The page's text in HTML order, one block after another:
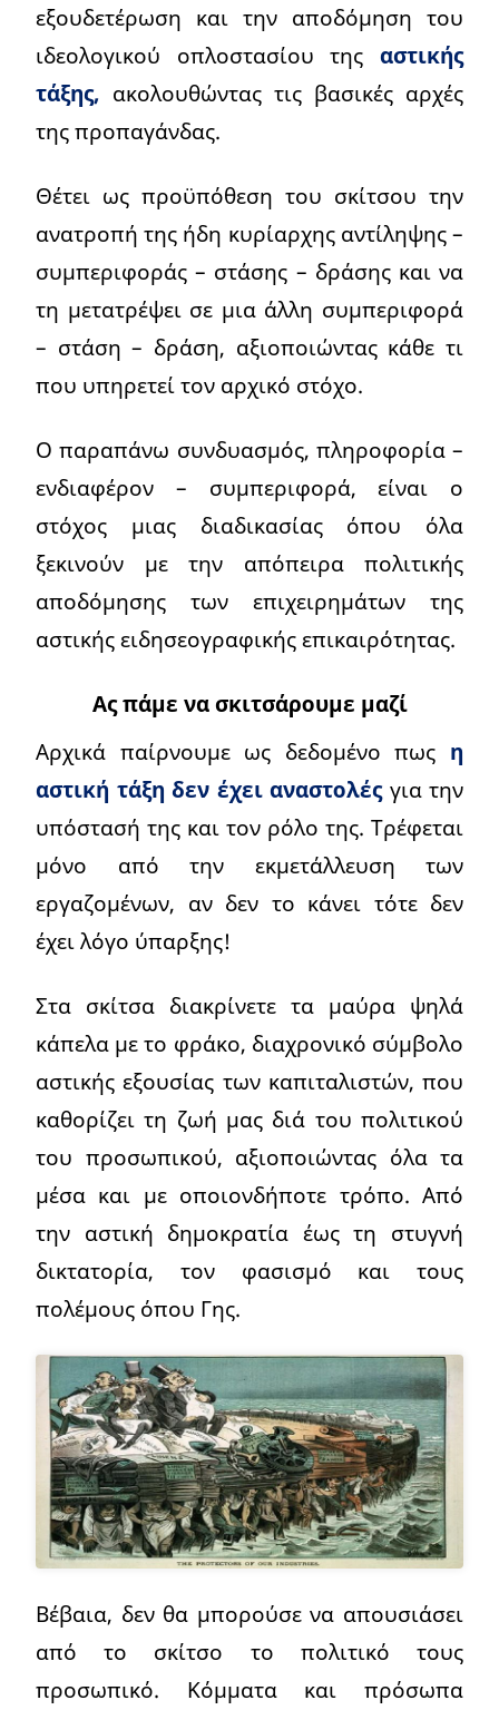
εξουδετέρωση και την αποδόμηση του
ιδεολογικού οπλοστασίου της αστικής
τάξης, ακολουθώντας τις βασικές αρχές
της προπαγάνδας.
Θέτει ως προϋπόθεση του σκίτσου την
ανατροπή της ήδη κυρίαρχης αντίληψης –
συμπεριφοράς – στάσης – δράσης και να
τη μετατρέψει σε μια άλλη συμπεριφορά
– στάση – δράση, αξιοποιώντας κάθε τι
που υπηρετεί τον αρχικό στόχο.
Ο παραπάνω συνδυασμός, πληροφορία –
ενδιαφέρον – συμπεριφορά, είναι ο
στόχος μιας διαδικασίας όπου όλα
ξεκινούν με την απόπειρα πολιτικής
αποδόμησης των επιχειρημάτων της
αστικής ειδησεογραφικής επικαιρότητας.
Ας πάμε να σκιτσάρουμε μαζί
Αρχικά παίρνουμε ως δεδομένο πως η
αστική τάξη δεν έχει αναστολέςγια την
υπόστασή της και τον ρόλο της. Τρέφεται
μόνο από την εκμετάλλευση των
εργαζομένων, αν δεν το κάνει τότε δεν
έχει λόγο ύπαρξης!
Στα σκίτσα διακρίνετε τα μαύρα ψηλά
κάπελα με το φράκο, διαχρονικό σύμβολο
αστικής εξουσίας των καπιταλιστών, που
καθορίζει τη ζωή μας διά του πολιτικού
του προσωπικού, αξιοποιώντας όλα τα
μέσα και με οποιονδήποτε τρόπο. Από
την αστική δημοκρατία έως τη στυγνή
δικτατορία, τον φασισμό και τους
πολέμους όπου Γης.
Βέβαια, δεν θα μπορούσε να απουσιάσει
από το σκίτσο το πολιτικό τους
προσωπικό. Κόμματα και πρόσωπα